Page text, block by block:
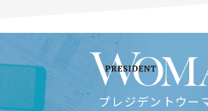
プレジデントウー